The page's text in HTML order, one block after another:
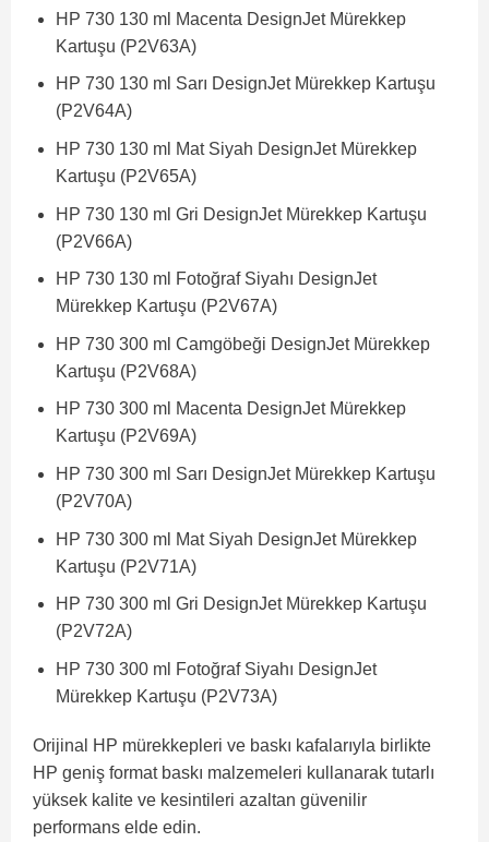
HP 730 130 ml Macenta DesignJet Mürekkep
Kartuşu (P2V63A)
HP 730 130 ml Sarı DesignJet Mürekkep Kartuşu
(P2V64A)
HP 730 130 ml Mat Siyah DesignJet Mürekkep
Kartuşu (P2V65A)
HP 730 130 ml Gri DesignJet Mürekkep Kartuşu
(P2V66A)
HP 730 130 ml Fotoğraf Siyahı DesignJet
Mürekkep Kartuşu (P2V67A)
HP 730 300 ml Camgöbeği DesignJet Mürekkep
Kartuşu (P2V68A)
HP 730 300 ml Macenta DesignJet Mürekkep
Kartuşu (P2V69A)
HP 730 300 ml Sarı DesignJet Mürekkep Kartuşu
(P2V70A)
HP 730 300 ml Mat Siyah DesignJet Mürekkep
Kartuşu (P2V71A)
HP 730 300 ml Gri DesignJet Mürekkep Kartuşu
(P2V72A)
HP 730 300 ml Fotoğraf Siyahı DesignJet
Mürekkep Kartuşu (P2V73A)
Orijinal HP mürekkepleri ve baskı kafalarıyla birlikte
HP geniş format baskı malzemeleri kullanarak tutarlı
yüksek kalite ve kesintileri azaltan güvenilir
performans elde edin.